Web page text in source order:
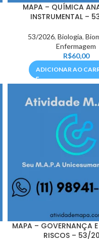
MAPA – QUÍMICA
INSTRUMENTAL –
53/2026, Biologia,
Enfermagem
R$60,00
ADICIONAR AO
MAPA – GOVERNANÇA
RISCOS – 53/